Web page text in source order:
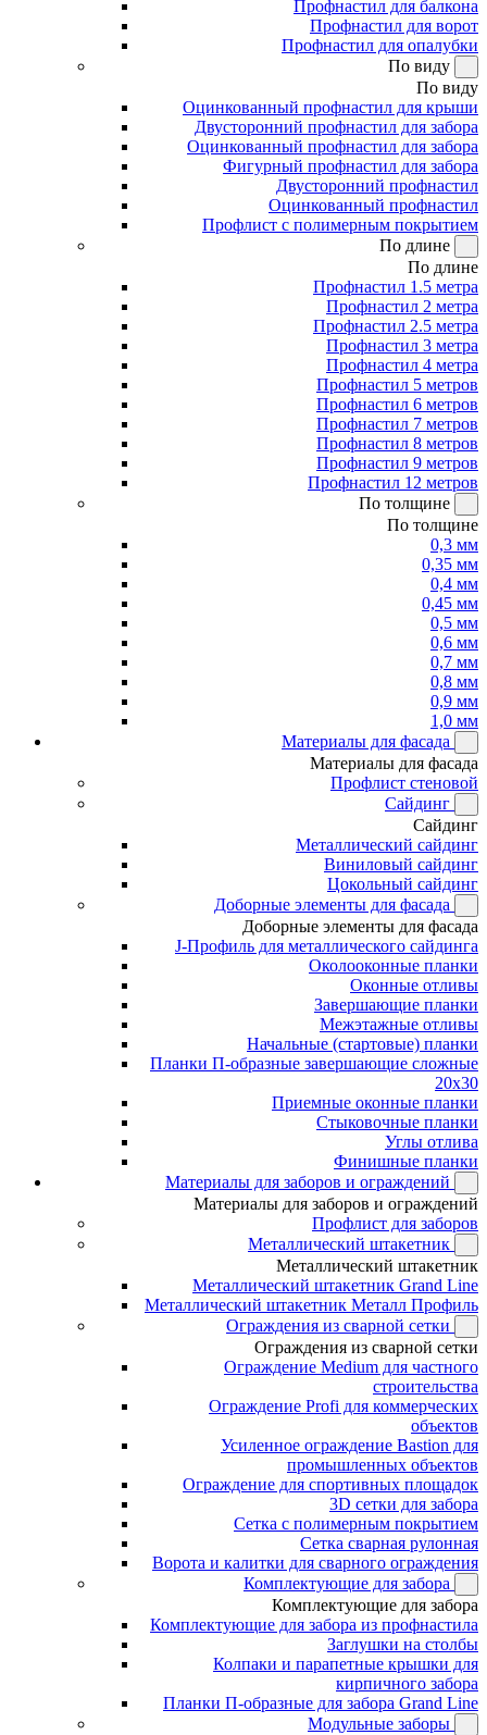
Профнастил для балкона
Профнастил для ворот
Профнастил для опалубки
По виду
По виду
Оцинкованный профнастил для крыши
Двусторонний профнастил для забора
Оцинкованный профнастил для забора
Фигурный профнастил для забора
Двусторонний профнастил
Оцинкованный профнастил
Профлист с полимерным покрытием
По длине
По длине
Профнастил 1.5 метра
Профнастил 2 метра
Профнастил 2.5 метра
Профнастил 3 метра
Профнастил 4 метра
Профнастил 5 метров
Профнастил 6 метров
Профнастил 7 метров
Профнастил 8 метров
Профнастил 9 метров
Профнастил 12 метров
По толщине
По толщине
0,3 мм
0,35 мм
0,4 мм
0,45 мм
0,5 мм
0,6 мм
0,7 мм
0,8 мм
0,9 мм
1,0 мм
Материалы для фасада
Материалы для фасада
Профлист стеновой
Сайдинг
Сайдинг
Металлический сайдинг
Виниловый сайдинг
Цокольный сайдинг
Доборные элементы для фасада
Доборные элементы для фасада
J-Профиль для металлического сайдинга
Околооконные планки
Оконные отливы
Завершающие планки
Межэтажные отливы
Начальные (стартовые) планки
Планки П-образные завершающие сложные
20x30
Приемные оконные планки
Стыковочные планки
Углы отлива
Финишные планки
Материалы для заборов и ограждений
Материалы для заборов и ограждений
Профлист для заборов
Металлический штакетник
Металлический штакетник
Металлический штакетник Grand Line
Металлический штакетник Металл Профиль
Ограждения из сварной сетки
Ограждения из сварной сетки
Ограждение Medium для частного
строительства
Ограждение Profi для коммерческих
объектов
Усиленное ограждение Bastion для
промышленных объектов
Ограждение для спортивных площадок
3D сетки для забора
Сетка с полимерным покрытием
Сетка сварная рулонная
Ворота и калитки для сварного ограждения
Комплектующие для забора
Комплектующие для забора
Комплектующие для забора из профнастила
Заглушки на столбы
Колпаки и парапетные крышки для
кирпичного забора
Планки П-образные для забора Grand Line
Модульные заборы